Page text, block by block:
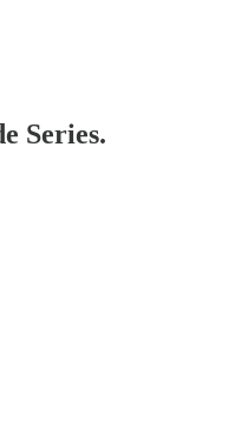
Series.